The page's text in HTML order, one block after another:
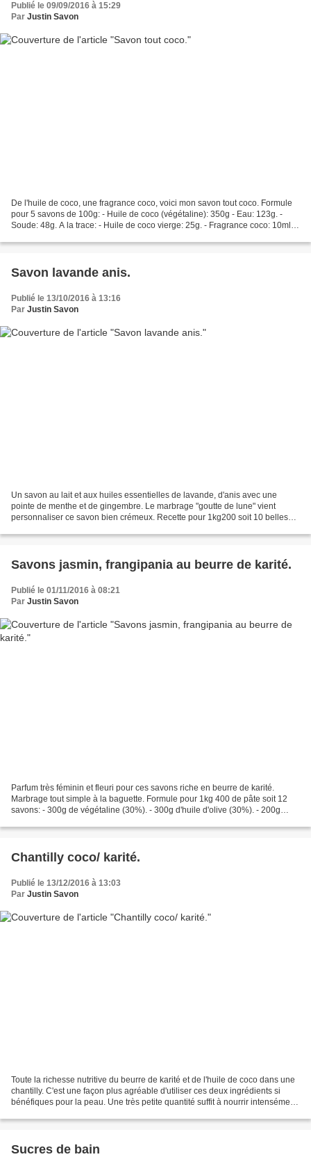
Publié le 09/09/2016 à 15:29
Par Justin Savon
De l'huile de coco, une fragrance coco, voici mon savon tout coco. Formule
pour 5 savons de 100g: - Huile de coco (végétaline): 350g - Eau: 123g. -
Soude: 48g. A la trace: - Huile de coco vierge: 25g. - Fragrance coco: 10ml. -
Savon lavande anis.
Publié le 13/10/2016 à 13:16
Par Justin Savon
Un savon au lait et aux huiles essentielles de lavande, d'anis avec une
pointe de menthe et de gingembre. Le marbrage "goutte de lune" vient
personnaliser ce savon bien crémeux. Recette pour 1kg200 soit 10 belles
Savons jasmin, frangipania au beurre de karité.
Publié le 01/11/2016 à 08:21
Par Justin Savon
Parfum très féminin et fleuri pour ces savons riche en beurre de karité.
Marbrage tout simple à la baguette. Formule pour 1kg 400 de pâte soit 12
savons: - 300g de végétaline (30%). - 300g d'huile d'olive (30%). - 200g
Chantilly coco/ karité.
Publié le 13/12/2016 à 13:03
Par Justin Savon
Toute la richesse nutritive du beurre de karité et de l'huile de coco dans une
chantilly. C'est une façon plus agréable d'utiliser ces deux ingrédients si
bénéfiques pour la peau. Une très petite quantité suffit à nourrir intensément
Sucres de bain